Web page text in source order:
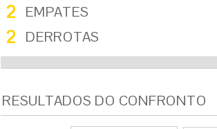
2 EMPATES
2 DERROTAS
RESULTADOS DO CONFRONTO